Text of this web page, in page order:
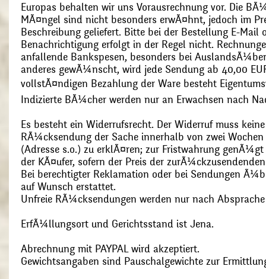
Europas behalten wir uns Vorausrechnung vor. Die
MÃ¤ngel sind nicht besonders erwÃ¤hnt, jedoch im
Beschreibung geliefert. Bitte bei der Bestellung E-Mail
Benachrichtigung erfolgt in der Regel nicht.
anfallende Bankspesen, besonders bei
anderes gewÃ¼nscht, wird jede Sendung ab 40,00
vollstÃ¤ndigen Bezahlung der Ware besteht
Indizierte BÃ¼cher werden nur an Erwachsen nach
Es besteht ein Widerrufsrecht. Der Widerruf muss
RÃ¼cksendung der Sache innerhalb von zwei
(Adresse s.o.) zu erklÃ¤ren; zur Fristwahrung
der KÃ¤ufer, sofern der Preis der
Bei berechtigter Reklamation oder bei Sendungen
auf Wunsch erstattet.
Unfreie RÃ¼cksendungen werden nur nach
ErfÃ¼llungsort und Gerichtsstand ist Jena.
Abrechnung mit PAYPAL wird akzeptiert.
Gewichtsangaben sind Pauschalgewichte zur